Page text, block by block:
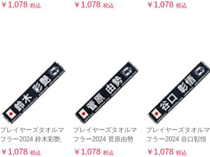
￥1,078 税込 ￥1,078 税込 ￥1,078 税込
プレイヤーズタオルマ
フラー2024 鈴木彩艶
￥1,078 税込
プレイヤーズタオルマ
フラー2024 菅原由勢
￥1,078 税込
プレイヤーズタオルマ
フラー2024 谷口彰悟
￥1,078 税込